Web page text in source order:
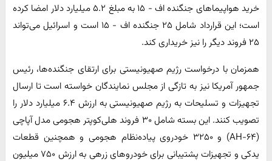
خرید هواپیماهای جنگنده اف - ۱۵ به مبلغ ۵.۲ میلیارد دلار امضا کرده
است؛ این قرارداد شامل ۲۵ جنگنده اف - ۱۵ است و اسرائیل می‌تواند
۲۵ فروند دیگر را نیز خریداری کند.
همزمان با درخواست رژیم صهیونیستی برای ارتقای جنگنده‌ها، رئیس
جمهور آمریکا نیز به تازگی از مجلس نمایندگان خواسته است تا ارسال
تجهیزات و تسلیحات به رژیم صهیونیستی به ارزش ۶.۴ میلیارد دلار را
تصویب کنند. این بسته شامل ۳۰ فروند هلی‌کوپتر هجومی مدل آپاچی
(AH-۶۴) و ۳۲۵۰ خودروی پیاده‌نظام هجومی و همچنین قطعات
یدکی و تجهیزات پشتیبانی برای خودروهای زرهی به ارزش ۷۵۰ میلیون